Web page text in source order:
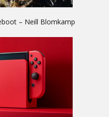
– Neill Blomkamp